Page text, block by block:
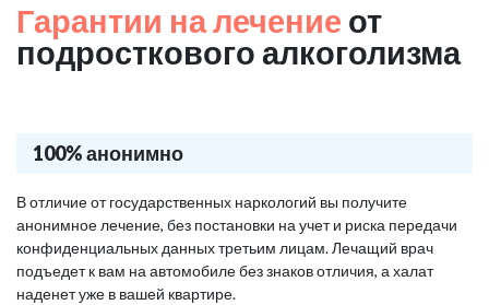
Гарантии на лечение от
подросткового алкоголизма
100% анонимно
В отличие от государственных наркологий вы получите
анонимное лечение, без постановки на учет и риска передачи
конфиденциальных данных третьим лицам. Лечащий врач
подъедет к вам на автомобиле без знаков отличия, а халат
наденет уже в вашей квартире.